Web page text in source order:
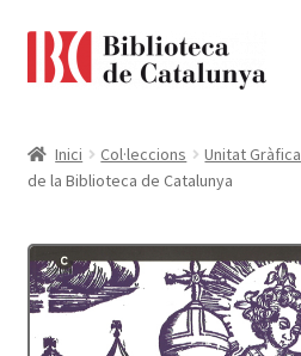
Accessibilitat
Cistella
El meu compte
Inici Col·leccions Unitat Gràfica
de la Biblioteca de Catalunya